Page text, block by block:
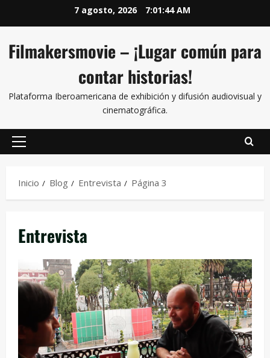
7 agosto, 2026 7:01:46 AM
Filmakersmovie – ¡Lugar común para
contar historias!
Plataforma Iberoamericana de exhibición y difusión audiovisual y
cinematográfica.
Inicio Blog Entrevista Página 3
Entrevista